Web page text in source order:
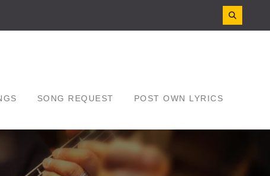
SONG REQUEST POST OWN LYRICS